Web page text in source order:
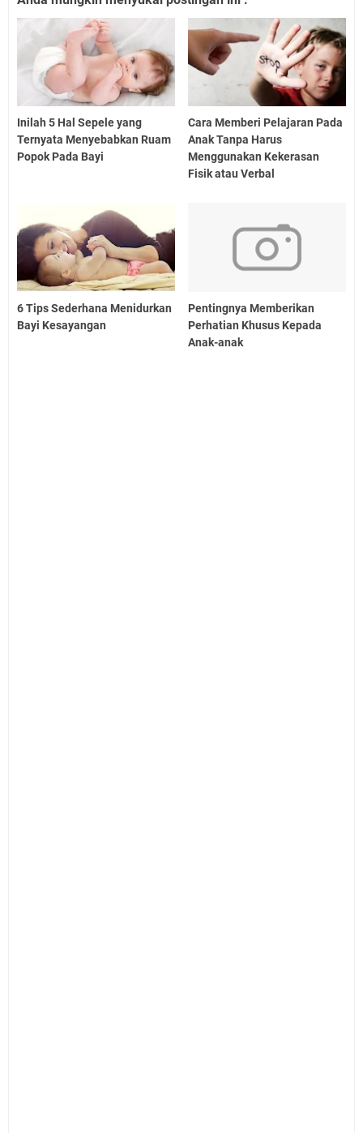
Inilah 5 Hal Sepele yang
Ternyata Menyebabkan Ruam
Popok Pada Bayi
Cara Memberi Pelajaran Pada
Anak Tanpa Harus
Menggunakan Kekerasan
Fisik atau Verbal
6 Tips Sederhana Menidurkan
Bayi Kesayangan
Pentingnya Memberikan
Perhatian Khusus Kepada
Anak-anak